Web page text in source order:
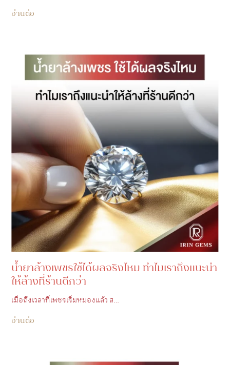
อ่านต่อ
น้ำยาล้างเพชรใช้ได้ผลจริงไหม ทำไมเราถึงแนะนำ
ให้ล้างที่ร้านดีกว่า
เมื่อถึงเวลาที่เพชรเริ่มหมองแล้ว ส…
อ่านต่อ